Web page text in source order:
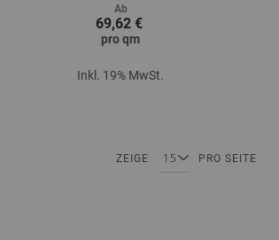
Ab
69,62 €
proqm
Inkl. 19% MwSt.
ZEIGE PRO SEITE